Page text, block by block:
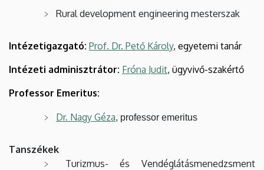
Rural development engineering mesterszak
Intézetigazgató: Prof. Dr. Pető Károly, egyetemi tanár
Intézeti adminisztrátor: Fróna Judit, ügyvivő-szakértő
Professor Emeritus:
Dr. Nagy Géza, professor emeritus
Tanszékek
Turizmus- és Vendéglátásmenedzsment